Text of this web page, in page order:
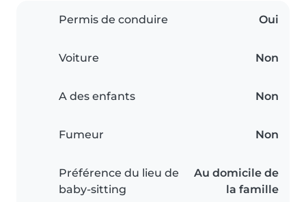
Permis de conduire Oui
Voiture Non
A des enfants Non
Fumeur Non
Préférence du lieu de
baby-sitting
Au domicile de
la famille